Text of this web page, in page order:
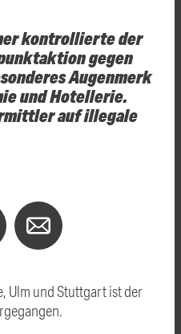
kontrollierte der
gegen
Augenmerk
und Hotellerie.
auf illegale
Ulm und Stuttgart ist der